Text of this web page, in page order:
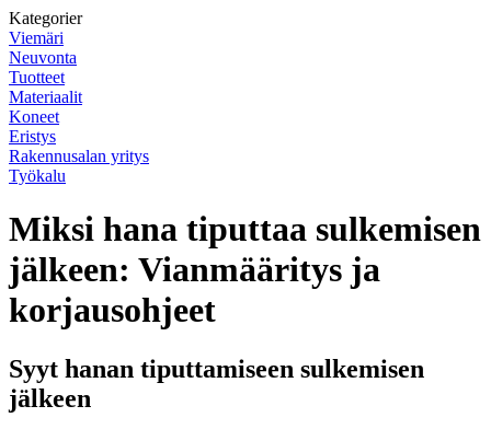
Kategorier
Viemäri
Neuvonta
Tuotteet
Materiaalit
Koneet
Eristys
Rakennusalan yritys
Työkalu
Miksi hana tiputtaa sulkemisen
jälkeen: Vianmääritys ja
korjausohjeet
Syyt hanan tiputtamiseen sulkemisen
jälkeen